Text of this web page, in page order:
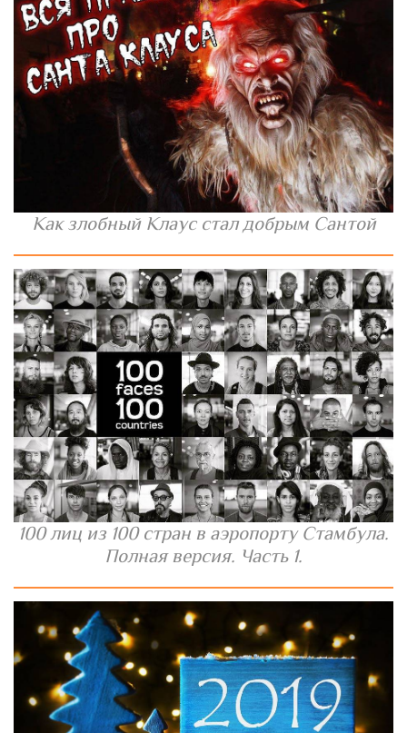
Как злобный Клаус стал добрым Сантой
100 лиц из 100 стран в аэропорту Стамбула.
Полная версия. Часть 1.